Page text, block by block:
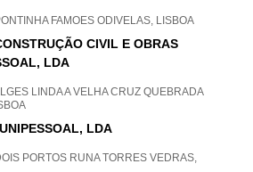
FAMOES ODIVELAS, LISBOA
CIVIL E OBRAS
LDA
LINDA A VELHA CRUZ QUEBRADA
LDA
PORTOS RUNA TORRES VEDRAS,